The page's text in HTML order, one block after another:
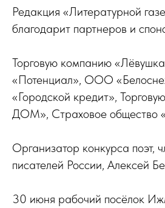
Редакция «Литературной
благодарит партнеров и
Торговую компанию
«Потенциал», ООО
«Городской кредит»,
ДОМ», Страховое общество
Организатор конкурса поэт,
писателей России, Алексей
30 июня рабочий посёлок